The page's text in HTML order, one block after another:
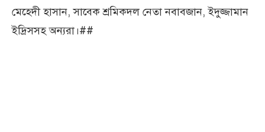
মেহেদী হাসান, সাবেক শ্রমিকদল নেতা নবাবজান, ইদুজ্জামান
ইদ্রিসসহ অন্যরা।##